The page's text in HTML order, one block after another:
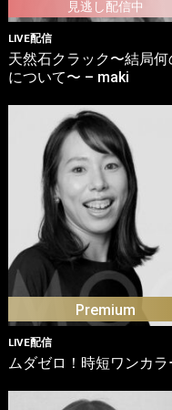
LIVE配信
天然石クラック〜結局
について〜 – maki
LIVE配信
ムダゼロ！時短ワンカ